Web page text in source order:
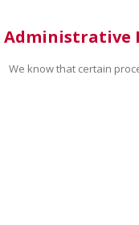
Administrative
We know that certain